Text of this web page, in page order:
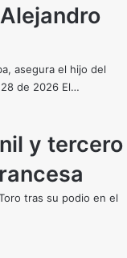
asegura el hijo del
de 2026 El…
y tercero
tras su podio en el